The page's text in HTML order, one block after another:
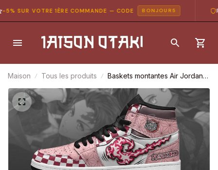
SUR VOTRE 1ÈRE COMMANDE — CODE BONJOUR5
Maison Tous les produits
Baskets montantes Air Jordan
Nezuko & Tanjiro – Chaussures
montantes Demon Slayer